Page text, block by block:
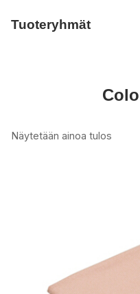
Tuoteryhmät
Näytetään ainoa tulos